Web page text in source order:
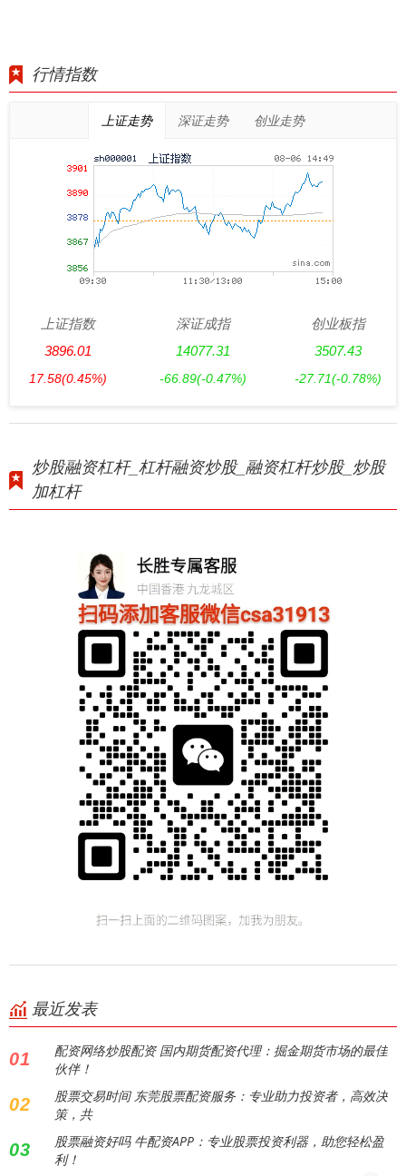
行情指数
上证走势 深证走势 创业走势
上证指数
3896.01
17.58(0.45%)
深证成指
14077.31
-66.89(-0.47%)
创业板指
3507.43
-27.71(-0.78%)
炒股融资杠杆_杠杆融资炒股_融资杠杆炒股_炒股
加杠杆
最近发表
01
配资网络炒股配资 国内期货配资代理：掘金期货市场的最佳
伙伴！
02
股票交易时间 东莞股票配资服务：专业助力投资者，高效决
策，共
03
股票融资好吗 牛配资APP：专业股票投资利器，助您轻松盈
利！